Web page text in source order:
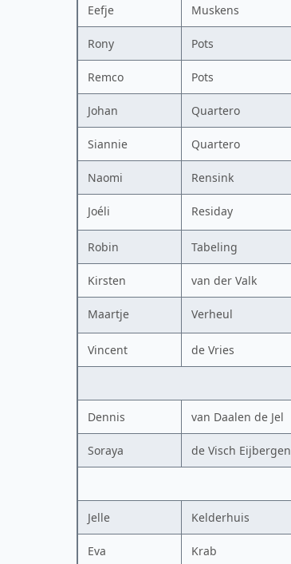
Eefje Muskens
Rony Pots
Remco Pots
Johan Quartero
Siannie Quartero
Naomi Rensink
Joéli Residay
Robin Tabeling
Kirsten van der Valk
Maartje Verheul
Vincent de Vries
Dennis van Daalen de Jel
Soraya de Visch Eijbergen
Jelle Kelderhuis
Eva Krab